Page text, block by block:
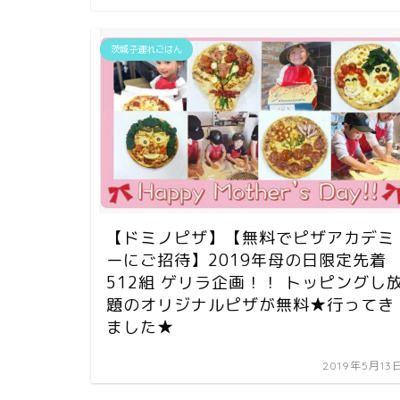
茨城子連れごはん
【ドミノピザ】【無料でピザアカデミ
ーにご招待】2019年母の日限定先着
512組 ゲリラ企画！！ トッピングし
題のオリジナルピザが無料★行ってき
ました★
2019年5月13